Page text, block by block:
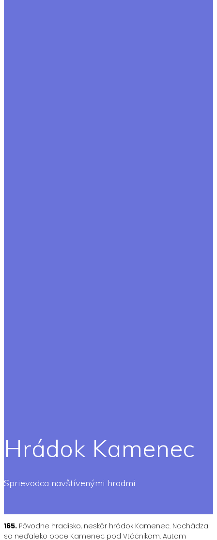
Hrádok Kamenec
Sprievodca navštívenými hradmi
165. Pôvodne hradisko, neskôr hrádok Kamenec. Nachádza
sa neďaleko obce Kamenec pod Vtáčnikom. Autom